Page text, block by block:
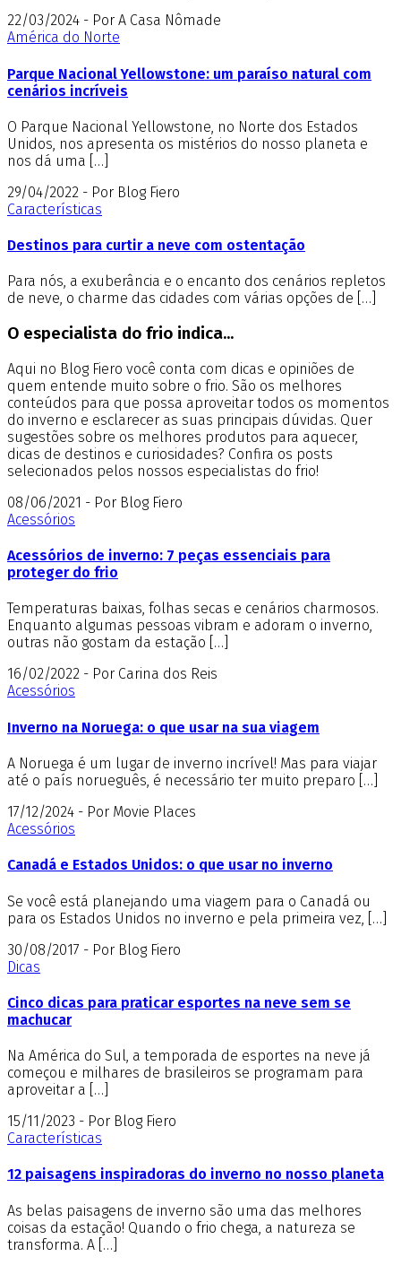
22/03/2024 - Por A Casa Nômade
América do Norte
Parque Nacional Yellowstone: um paraíso natural com
cenários incríveis
O Parque Nacional Yellowstone, no Norte dos Estados
Unidos, nos apresenta os mistérios do nosso planeta e
nos dá uma […]
29/04/2022 - Por Blog Fiero
Características
Destinos para curtir a neve com ostentação
Para nós, a exuberância e o encanto dos cenários repletos
de neve, o charme das cidades com várias opções de […]
O especialista do frio indica...
Aqui no Blog Fiero você conta com dicas e opiniões de
quem entende muito sobre o frio. São os melhores
conteúdos para que possa aproveitar todos os momentos
do inverno e esclarecer as suas principais dúvidas. Quer
sugestões sobre os melhores produtos para aquecer,
dicas de destinos e curiosidades? Confira os posts
selecionados pelos nossos especialistas do frio!
08/06/2021 - Por Blog Fiero
Acessórios
Acessórios de inverno: 7 peças essenciais para
proteger do frio
Temperaturas baixas, folhas secas e cenários charmosos.
Enquanto algumas pessoas vibram e adoram o inverno,
outras não gostam da estação […]
16/02/2022 - Por Carina dos Reis
Acessórios
Inverno na Noruega: o que usar na sua viagem
A Noruega é um lugar de inverno incrível! Mas para viajar
até o país norueguês, é necessário ter muito preparo […]
17/12/2024 - Por Movie Places
Acessórios
Canadá e Estados Unidos: o que usar no inverno
Se você está planejando uma viagem para o Canadá ou
para os Estados Unidos no inverno e pela primeira vez, […]
30/08/2017 - Por Blog Fiero
Dicas
Cinco dicas para praticar esportes na neve sem se
machucar
Na América do Sul, a temporada de esportes na neve já
começou e milhares de brasileiros se programam para
aproveitar a […]
15/11/2023 - Por Blog Fiero
Características
12 paisagens inspiradoras do inverno no nosso planeta
As belas paisagens de inverno são uma das melhores
coisas da estação! Quando o frio chega, a natureza se
transforma. A […]